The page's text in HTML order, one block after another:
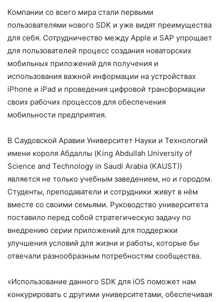
Компании со всего мира стали первыми
пользователями нового SDK и уже видят преимущества
для себя. Сотрудничество между Apple и SAP упрощает
для пользователей процесс создания новаторских
мобильных приложений для получения и
использования важной информации на устройствах
iPhone и iPad и проведения цифровой трансформации
своих рабочих процессов для обеспечения
мобильности предприятия.
В Саудовской Аравии Университет Науки и Технологий
имени короля Абдаллы (King Abdullah University of
Science and Technology in Saudi Arabia (KAUST))
является не только учебным заведением, но и городом.
Студенты, преподаватели и сотрудники живут в нём
вместе со своими семьями. Руководство университета
поставило перед собой стратегическую задачу по
внедрению серии приложений для поддержки
улучшения условий для жизни и работы, которые бы
отвечали разнообразным потребностям сообщества.
«Использование данного SDK для iOS поможет нам
конкурировать с другими университетами, обеспечивая